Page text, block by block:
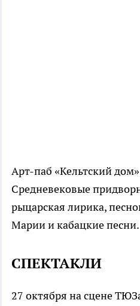
Арт-паб «Кельтский
Средневековые
рыцарская лирика,
Марии и кабацкие песни.
СПЕКТАКЛИ
27 октября на сцене